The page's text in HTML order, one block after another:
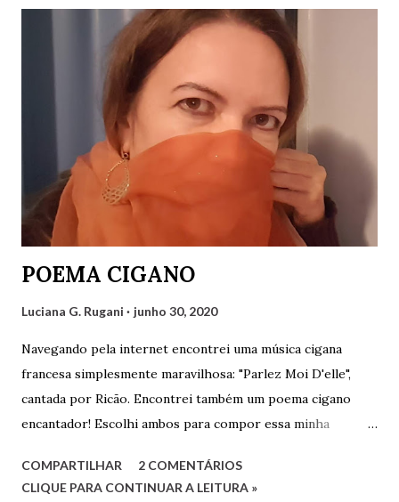
desumano que humano ser? Luciana G. Rugani 2/9/2022
POEMA CIGANO
Luciana G. Rugani junho 30, 2020
Navegando pela internet encontrei uma música cigana
francesa simplesmente maravilhosa: "Parlez Moi D'elle",
cantada por Ricão. Encontrei também um poema cigano
encantador! Escolhi ambos para compor essa minha
cigano. Abaixo da foto segue o vídeo com a música e o
poema logo abaixo. Assistam ao vídeo e leiam o poema. São
COMPARTILHAR
2 COMENTÁRIOS
CLIQUE PARA CONTINUAR A LEITURA »